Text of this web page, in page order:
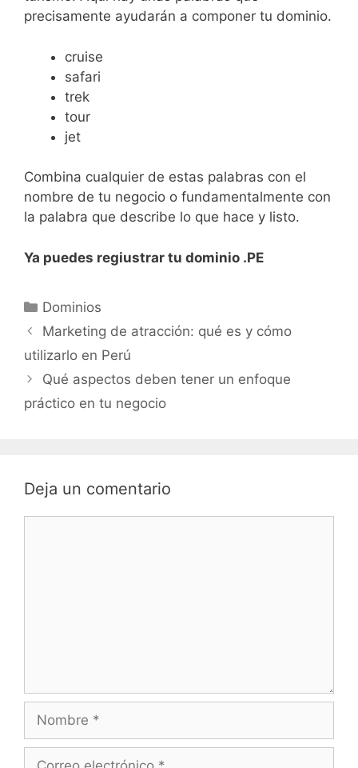
precisamente ayudarán a componer tu dominio.
cruise
safari
trek
tour
jet
Combina cualquier de estas palabras con el
nombre de tu negocio o fundamentalmente con
la palabra que describe lo que hace y listo.
Ya puedes regiustrar tu dominio .PE
Dominios
Marketing de atracción: qué es y cómo
utilizarlo en Perú
Qué aspectos deben tener un enfoque
práctico en tu negocio
Deja un comentario